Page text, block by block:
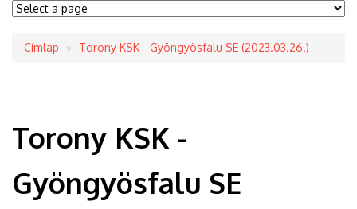
Morzsa
Címlap Torony KSK - Gyöngyösfalu SE (2023.03.26.)
Torony KSK -
Gyöngyösfalu SE